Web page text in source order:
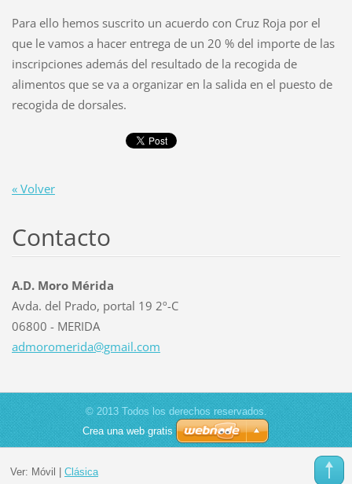
Para ello hemos suscrito un acuerdo con Cruz Roja por el
que le vamos a hacer entrega de un 20 % del importe de las
inscripciones además del resultado de la recogida de
alimentos que se va a organizar en la salida en el puesto de
recogida de dorsales.
« Volver
Contacto
A.D. Moro Mérida
Avda. del Prado, portal 19 2º-C
06800 - MERIDA
admoromerida@gmail.com
© 2013 Todos los derechos reservados.
Crea una web gratis
Ver: Móvil Clásica